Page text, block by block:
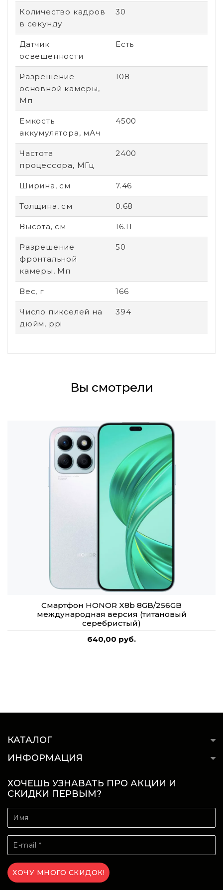
Количество кадров
в секунду
30
Датчик
освещенности
Есть
Разрешение
основной камеры,
Мп
108
Емкость
аккумулятора, мАч
4500
Частота
процессора, МГц
2400
Ширина, см 7.46
Толщина, см 0.68
Высота, см 16.11
Разрешение
фронтальной
камеры, Мп
50
Вес, г 166
Число пикселей на
дюйм, ppi
394
Вы смотрели
Смартфон HONOR X8b 8GB/256GB
международная версия (титановый
серебристый)
640,00 руб.
КАТАЛОГ
ИНФОРМАЦИЯ
ХОЧЕШЬ УЗНАВАТЬ ПРО АКЦИИ И
СКИДКИ ПЕРВЫМ?